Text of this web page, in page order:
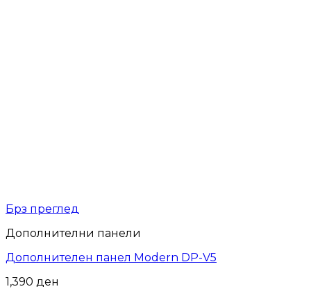
Брз преглед
Дополнителни панели
Дополнителен панел Modern DP-V5
1,390 ден